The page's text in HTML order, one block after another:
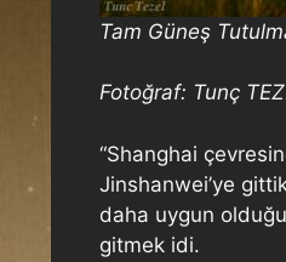
Tam Güneş
Fotoğraf: Tunç
“Shanghai
Jinshanwei’ye
daha uygun
gitmek idi.